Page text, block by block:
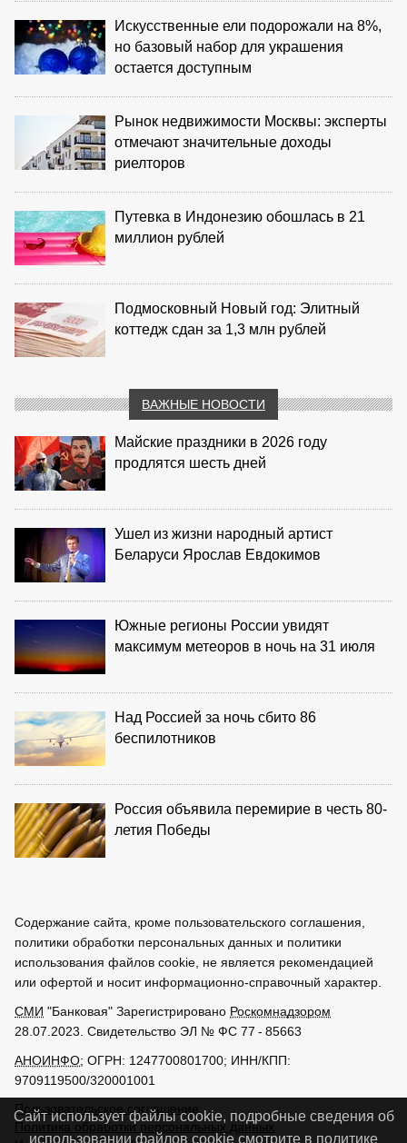
Искусственные ели подорожали на 8%,
но базовый набор для украшения
остается доступным
Рынок недвижимости Москвы: эксперты
отмечают значительные доходы
риелторов
Путевка в Индонезию обошлась в 21
миллион рублей
Подмосковный Новый год: Элитный
коттедж сдан за 1,3 млн рублей
ВАЖНЫЕ НОВОСТИ
Майские праздники в 2026 году
продлятся шесть дней
Ушел из жизни народный артист
Беларуси Ярослав Евдокимов
Южные регионы России увидят
максимум метеоров в ночь на 31 июля
Над Россией за ночь сбито 86
беспилотников
Россия объявила перемирие в честь 80-
летия Победы
Содержание сайта, кроме пользовательского соглашения,
политики обработки персональных данных и политики
использования файлов cookie, не является рекомендацией
или офертой и носит информационно-справочный характер.
СМИ "Банковая" Зарегистрировано Роскомнадзором
28.07.2023. Свидетельство ЭЛ № ФС 77 - 85663
АНОИНФО; ОГРН: 1247700801700; ИНН/КПП:
9709119500/320001001
Пользовательское соглашение
Политика обработки персональных данных
Сайт использует файлы cookie, подробные сведения об
использовании файлов cookie смотрите в политике